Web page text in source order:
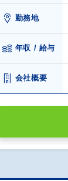
勤務地
年収 / 給与
会社概要